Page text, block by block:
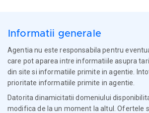
Informatii generale
Agentia nu este responsabila pentru
care pot aparea intre informatiile asupra
din site si informatiile primite in agentie.
prioritate informatiile primite in agentie.
Datorita dinamicitatii domeniului
modifica de la un moment la altul. Ofertele